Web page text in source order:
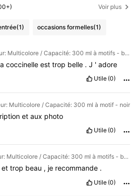
Voir plus
(1) occasions formelles(1)
Couleur: Multicolore / Capacité: 300 ml à motifs - blanc
coccinelle est trop belle . J ' adore
Utile (0)
Multicolore / Capacité: 300 ml à motif - noir
et aux photo
Utile (0)
Couleur: Multicolore / Capacité: 300 ml à motifs - blanc
et trop beau , je recommande .
Utile (0)